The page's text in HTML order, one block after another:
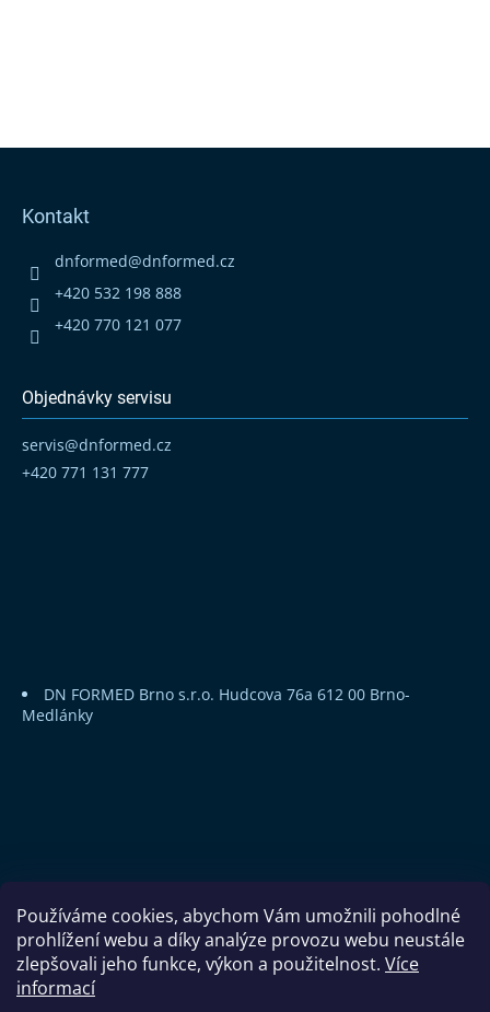
Používáme cookies, abychom Vám umožnili pohodlné
prohlížení webu a díky analýze provozu webu neustále
zlepšovali jeho funkce, výkon a použitelnost. Více
informací
Kontakt
dnformed@dnformed.cz
+420 532 198 888
+420 770 121 077
Objednávky servisu
servis@dnformed.cz
+420 771 131 777
DN FORMED Brno s.r.o. Hudcova 76a 612 00 Brno-
Medlánky